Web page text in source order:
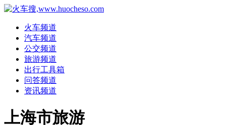
火车频道
汽车频道
公交频道
旅游频道
出行工具箱
问答频道
资讯频道
上海市旅游